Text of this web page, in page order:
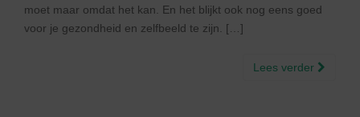
moet maar omdat het kan. En het blijkt ook nog eens goed
voor je gezondheid en zelfbeeld te zijn. […]
Lees verder